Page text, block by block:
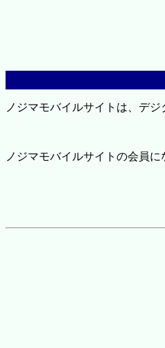
ノジマモバイルサイトは、デ
ノジマモバイルサイトの会員